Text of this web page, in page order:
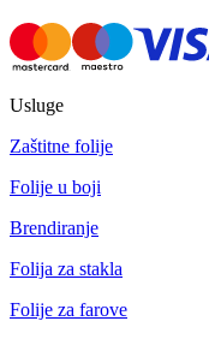
Usluge
Zaštitne folije
Folije u boji
Brendiranje
Folija za stakla
Folije za farove